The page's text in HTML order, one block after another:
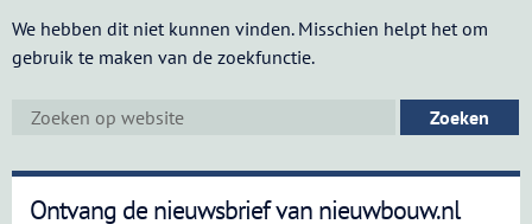
We hebben dit niet kunnen vinden. Misschien helpt het om
gebruik te maken van de zoekfunctie.
Ontvang de nieuwsbrief van nieuwbouw.nl